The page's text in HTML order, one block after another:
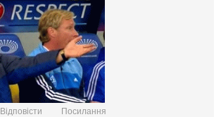
Відповісти Посилання